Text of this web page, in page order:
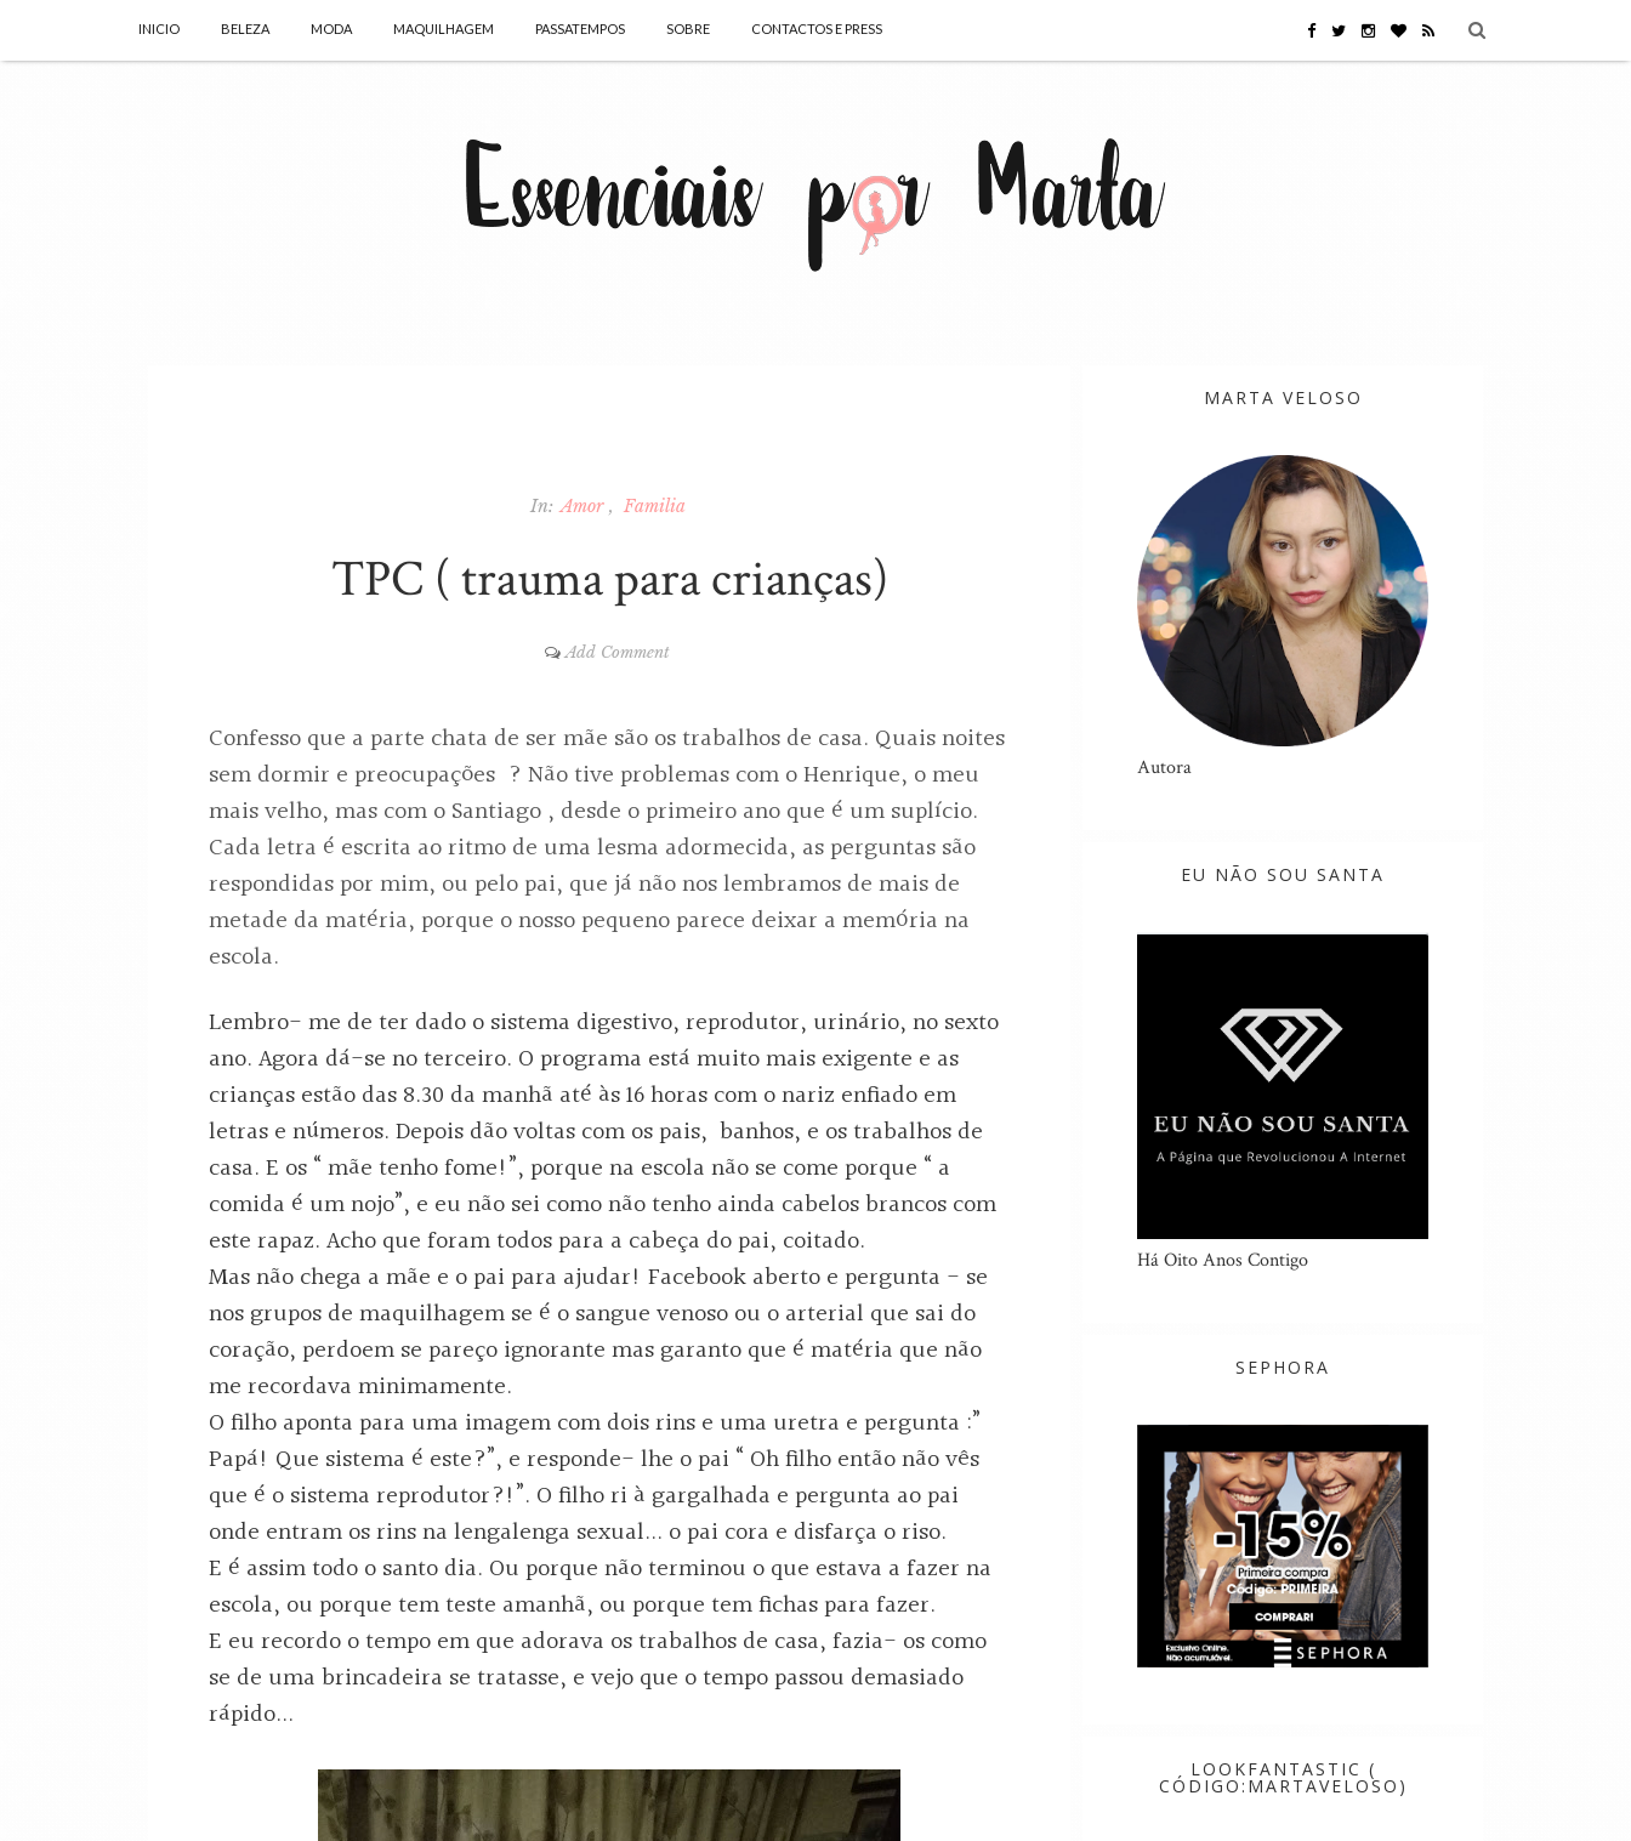
INICIO BELEZA MODA MAQUILHAGEM PASSATEMPOS SOBRE CONTACTOS E PRESS
In: Amor Familia
TPC ( trauma para crianças)
Add Comment
Confesso que a parte chata de ser mãe são os trabalhos de casa. Quais noites
sem dormir e preocupações ? Não tive problemas com o Henrique, o meu
mais velho, mas com o Santiago , desde o primeiro ano que é um suplício.
Cada letra é escrita ao ritmo de uma lesma adormecida, as perguntas são
respondidas por mim, ou pelo pai, que já não nos lembramos de mais de
metade da matéria, porque o nosso pequeno parece deixar a memória na
escola.
Lembro- me de ter dado o sistema digestivo, reprodutor, urinário, no sexto
ano. Agora dá-se no terceiro. O programa está muito mais exigente e as
crianças estão das 8.30 da manhã até às 16 horas com o nariz enfiado em
letras e números. Depois dão voltas com os pais, banhos, e os trabalhos de
casa. E os “ mãe tenho fome!”, porque na escola não se come porque “ a
comida é um nojo”, e eu não sei como não tenho ainda cabelos brancos com
este rapaz. Acho que foram todos para a cabeça do pai, coitado.
Mas não chega a mãe e o pai para ajudar! Facebook aberto e pergunta - se
nos grupos de maquilhagem se é o sangue venoso ou o arterial que sai do
coração, perdoem se pareço ignorante mas garanto que é matéria que não
me recordava minimamente.
O filho aponta para uma imagem com dois rins e uma uretra e pergunta :”
Papá! Que sistema é este?”, e responde- lhe o pai “ Oh filho então não vês
que é o sistema reprodutor?!”. O filho ri à gargalhada e pergunta ao pai
onde entram os rins na lengalenga sexual... o pai cora e disfarça o riso.
E é assim todo o santo dia. Ou porque não terminou o que estava a fazer na
escola, ou porque tem teste amanhã, ou porque tem fichas para fazer.
E eu recordo o tempo em que adorava os trabalhos de casa, fazia- os como
se de uma brincadeira se tratasse, e vejo que o tempo passou demasiado
rápido...
MARTA VELOSO
Autora
EU NÃO SOU SANTA
Há Oito Anos Contigo
SEPHORA
LOOKFANTASTIC (
CÓDIGO:MARTAVELOSO)